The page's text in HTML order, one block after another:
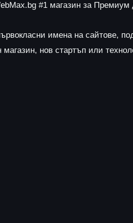
#1 магазин за Премиум
имена на сайтове,
нов стартъп или